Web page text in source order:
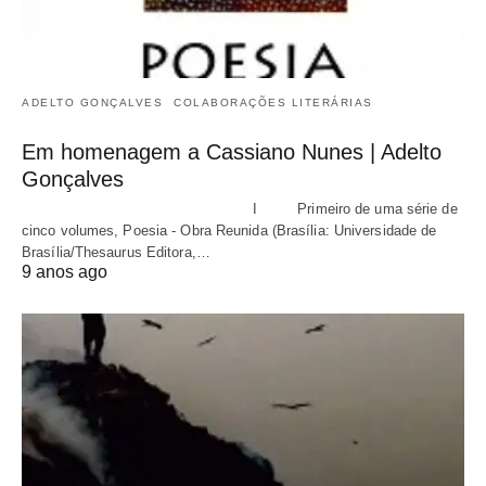
ADELTO GONÇALVES COLABORAÇÕES LITERÁRIAS
Em homenagem a Cassiano Nunes | Adelto
Gonçalves
I Primeiro de uma série de
cinco volumes, Poesia - Obra Reunida (Brasília: Universidade de
Brasília/Thesaurus Editora,…
9 anos ago